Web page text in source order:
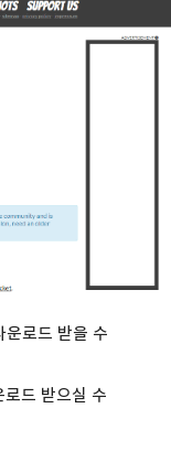
운로드 받을 수
드 받으실 수